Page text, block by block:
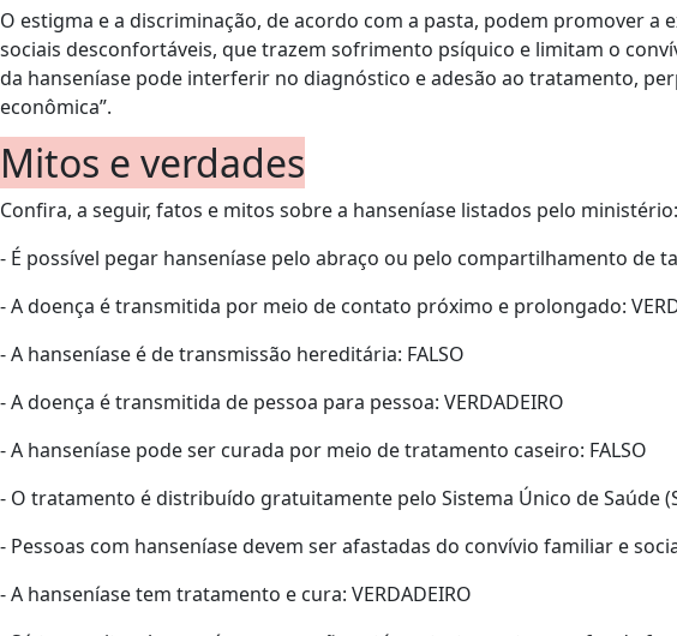
O estigma e a discriminação, de acordo com a pasta, podem promover a
sociais desconfortáveis, que trazem sofrimento psíquico e limitam o
da hanseníase pode interferir no diagnóstico e adesão ao tratamento,
econômica”.
Mitos e verdades
Confira, a seguir, fatos e mitos sobre a hanseníase listados pelo ministério:
- É possível pegar hanseníase pelo abraço ou pelo compartilhamento de
- A doença é transmitida por meio de contato próximo e prolongado:
- A hanseníase é de transmissão hereditária: FALSO
- A doença é transmitida de pessoa para pessoa: VERDADEIRO
- A hanseníase pode ser curada por meio de tratamento caseiro: FALSO
- O tratamento é distribuído gratuitamente pelo Sistema Único de Saúde
- Pessoas com hanseníase devem ser afastadas do convívio familiar e
- A hanseníase tem tratamento e cura: VERDADEIRO